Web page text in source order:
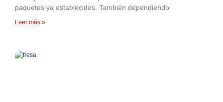
paquetes ya establecidos. También dependiendo
Leer más »